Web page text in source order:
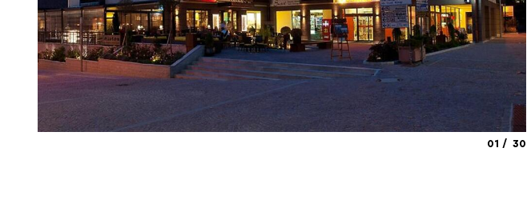
01 30